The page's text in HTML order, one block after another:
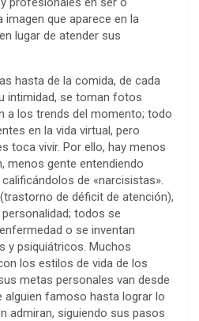
que aparece en la
lugar de atender sus
hasta de la comida, de cada
intimidad, se toman fotos
a los trends del momento; todo
en la vida virtual, pero
toca vivir. Por ello, hay menos
menos gente entendiendo
de «narcisistas».
de déficit de atención),
todos se
o se inventan
y psiquiátricos. Muchos
los estilos de vida de los
metas personales van desde
alguien famoso hasta lograr lo
admiran, siguiendo sus pasos